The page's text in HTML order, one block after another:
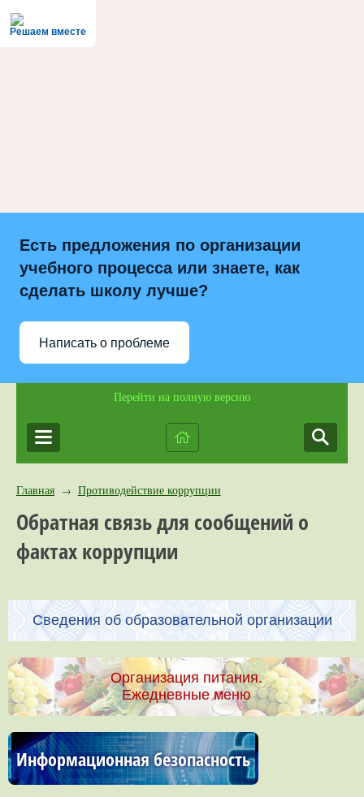
Решаем вместе
Есть предложения по организации
учебного процесса или знаете, как
сделать школу лучше?
Написать о проблеме
Перейти на полную версию
Главная → Противодействие коррупции
Обратная связь для сообщений о
фактах коррупции
Сведения об образовательной организации
Организация питания.
Ежедневные меню
Информационная безопасность